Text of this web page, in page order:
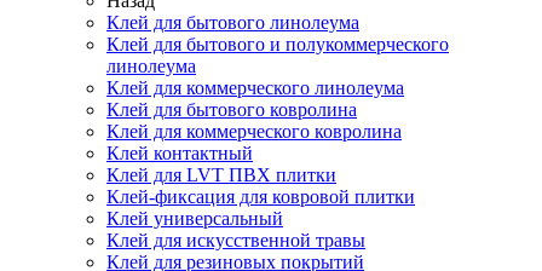
Клей для бытового линолеума
Клей для бытового и полукоммерческого
линолеума
Клей для коммерческого линолеума
Клей для бытового ковролина
Клей для коммерческого ковролина
Клей контактный
Клей для LVT ПВХ плитки
Клей-фиксация для ковровой плитки
Клей универсальный
Клей для искусственной травы
Клей для резиновых покрытий